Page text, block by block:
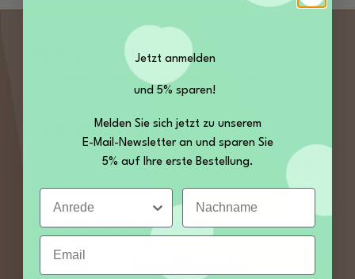
SERVICE KONTAKT
Sie haben Fragen zu unseren Produkten? Rufen
Sie uns an, wir freuen uns auf Sie:
+49 35027 189860
von Mo – Fr 09:00 bis 12:00 und 13:00 bis 14:00
Uhr
E-Mail:service@kamelur.de
Jetzt anmelden
und 5% sparen!
Melden Sie sich jetzt zu unserem
E-Mail-Newsletter an und sparen Sie
5% auf Ihre erste Bestellung.
Anrede Nachname
Email